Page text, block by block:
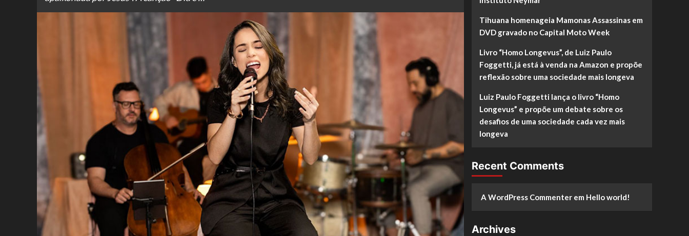
Tihuana homenageia Mamonas Assassinas em
DVD gravado no Capital Moto Week
Livro “Homo Longevus”, de Luiz Paulo
Foggetti, já está à venda na Amazon e propõe
reflexão sobre uma sociedade mais longeva
Luiz Paulo Foggetti lança o livro “Homo
Longevus” e propõe um debate sobre os
desafios de uma sociedade cada vez mais
longeva
Recent Comments
A WordPress Commenterem Hello world!
Archives